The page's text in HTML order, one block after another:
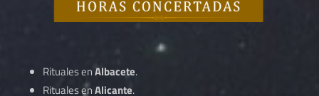
Rituales enAlbacete.
Rituales enAlicante.